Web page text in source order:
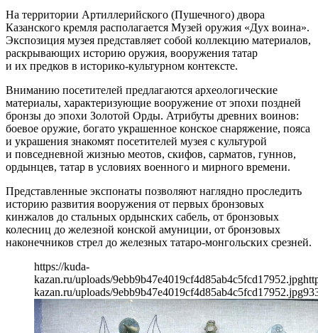
На территории Артиллерийского (Пушечного) двора
Казанского кремля располагается Музей оружия «Дух воина».
Экспозиция музея представляет собой коллекцию материалов,
раскрывающих историю оружия, вооружения татар
и их предков в историко-культурном контексте.
Вниманию посетителей предлагаются археологические
материалы, характеризующие вооружение от эпохи поздней
бронзы до эпохи Золотой Орды. Атрибуты древних воинов:
боевое оружие, богато украшенное конское снаряжение, пояса
и украшения знакомят посетителей музея с культурой
и повседневной жизнью меотов, скифов, сарматов, гуннов,
ордынцев, татар в условиях военного и мирного времени.
Представленные экспонаты позволяют наглядно проследить
историю развития вооружения от первых бронзовых
кинжалов до стальных ордынских сабель, от бронзовых
колесниц до железной конской амуниции, от бронзовых
наконечников стрел до железных татаро-монгольских срезней.
https://kuda-
kazan.ru/uploads/9ebb9b47e4019cf4d85ab4c5fcd17952.jpg
kazan.ru/uploads/9ebb9b47e4019cf4d85ab4c5fcd17952.jpg